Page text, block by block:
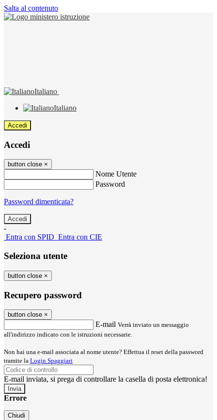
Salta al contenuto
Italiano
Italiano
Accedi
Accedi
button close ×
Nome Utente
Password
Password dimenticata?
-
Entra con SPID Entra con CIE
Seleziona utente
button close ×
Recupero password
button close ×
E-mail Verrà inviato un messaggio
all'indirizzo indicato con le istruzioni necessarie.
Non hai una e-mail associata al nome utente? Effettua il reset della password
tramite la Login Spaggiari
E-mail inviata, si prega di controllare la casella di posta elettronica!
Errore
Chiudi